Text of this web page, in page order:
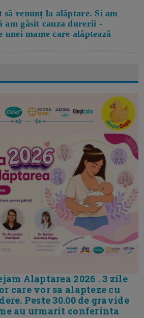
să renunț la alăptare. Si am
am găsit cauza durerii -
unei mame care alăptează
Alaptarea 2026 . 3 zile
care vor sa alapteze cu
Peste 30.00 de gravide
au urmarit conferinta